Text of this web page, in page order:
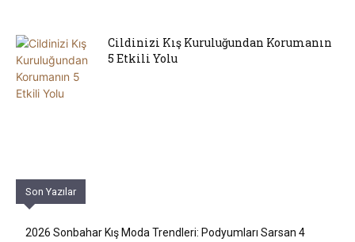
Cildinizi Kış Kuruluğundan Korumanın
5 Etkili Yolu
Son Yazılar
2026 Sonbahar Kış Moda Trendleri: Podyumları Sarsan 4